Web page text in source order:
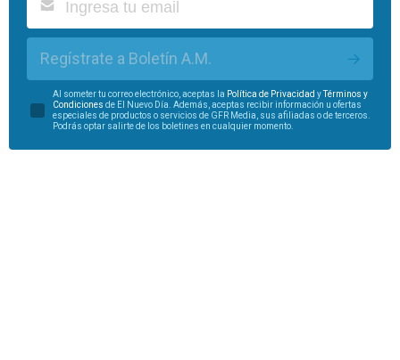
Regístrate a Boletín A.M.
Al someter tu correo electrónico, aceptas la Política de Privacidad yTérminos y
Condiciones de El Nuevo Día. Además, aceptas recibir información u ofertas
especiales de productos o servicios de GFR Media, sus afiliadas o de terceros.
Podrás optar salirte de los boletines en cualquier momento.